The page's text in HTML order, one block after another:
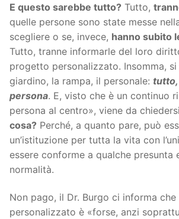
E questo sarebbe tutto? Tutto,
quelle persone sono state messe
scegliere o se, invece, hanno subito
Tutto, tranne informarle del loro
progetto personalizzato. Insomma,
giardino, la rampa, il personale:
persona. E, visto che è un continuo
persona al centro», viene da
cosa? Perché, a quanto pare, può
un’istituzione per tutta la vita con
essere conforme a qualche presunta
normalità.
Non pago, il Dr. Burgo ci informa
personalizzato è «forse, anzi